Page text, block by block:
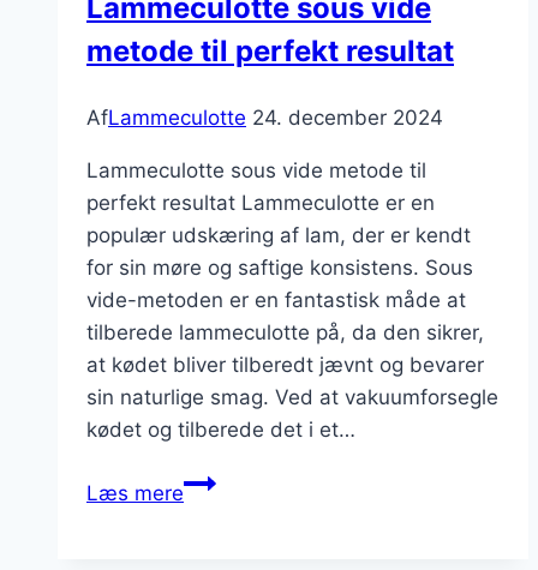
Lammeculotte sous vide
metode til perfekt resultat
AfLammeculotte 24. december 2024
Lammeculotte sous vide metode til
perfekt resultat Lammeculotte er en
populær udskæring af lam, der er kendt
for sin møre og saftige konsistens. Sous
vide-metoden er en fantastisk måde at
tilberede lammeculotte på, da den sikrer,
at kødet bliver tilberedt jævnt og bevarer
sin naturlige smag. Ved at vakuumforsegle
kødet og tilberede det i et…
Læs mereLammeculotte